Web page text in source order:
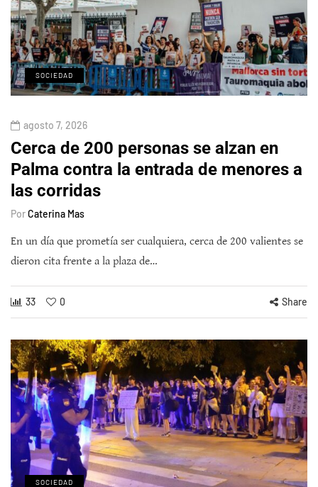
SOCIEDAD
agosto 7, 2026
Cerca de 200 personas se alzan en
Palma contra la entrada de menores a
las corridas
PorCaterina Mas
En un día que prometía ser cualquiera, cerca de 200 valientes se
dieron cita frente a la plaza de…
33 0 Share
SOCIEDAD